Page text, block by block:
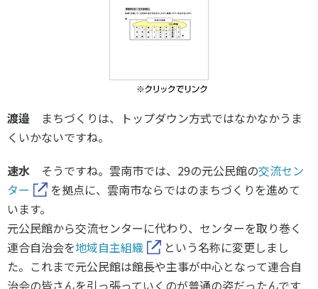
渡邉
まちづくりは、トップダウン方式ではなかなかうま
くいかないですね。
速水 そうですね。雲南市では、29の元公民館の交流セン
ター
を拠点に、雲南市ならではのまちづくりを進めて
います。
元公民館から交流センターに代わり、センターを取り巻く
連合自治会を地域自主組織
という名称に変更しまし
た。これまで元公民館は館長や主事が中心となって連合自
治会の皆さんを引っ張っていくのが普通の姿だったんです